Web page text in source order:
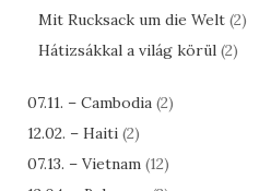
Mit Rucksack um die Welt (2)
Hátizsákkal a világ körül (2)
07.11. – Cambodia (2)
12.02. – Haiti (2)
07.13. – Vietnam (12)